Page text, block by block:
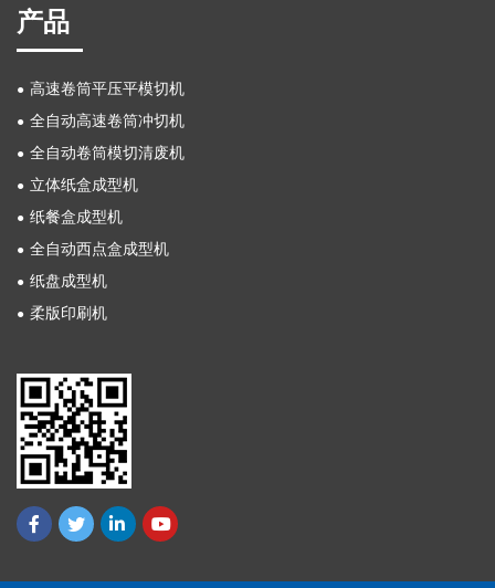
产品
高速卷筒平压平模切机
全自动高速卷筒冲切机
全自动卷筒模切清废机
立体纸盒成型机
纸餐盒成型机
全自动西点盒成型机
纸盘成型机
柔版印刷机